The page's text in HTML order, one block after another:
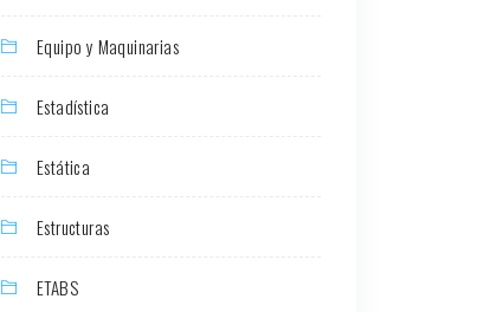
Equipo y Maquinarias
Estadística
Estática
Estructuras
ETABS